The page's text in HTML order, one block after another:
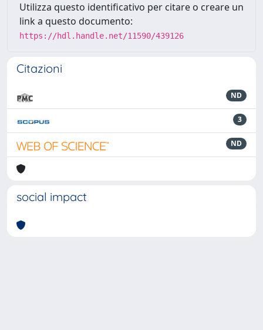
Utilizza questo identificativo per citare o creare un
link a questo documento:
https://hdl.handle.net/11590/439126
Citazioni
ND
3
ND
social impact